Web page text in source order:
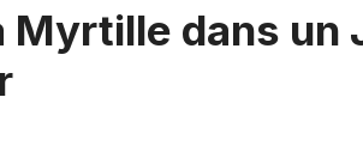
Myrtille dans un